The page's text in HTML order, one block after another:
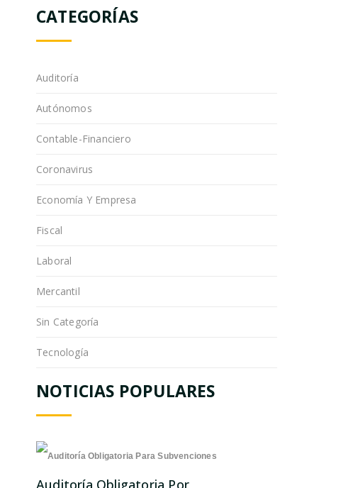
CATEGORÍAS
Auditoría
Autónomos
Contable-Financiero
Coronavirus
Economía Y Empresa
Fiscal
Laboral
Mercantil
Sin Categoría
Tecnología
NOTICIAS POPULARES